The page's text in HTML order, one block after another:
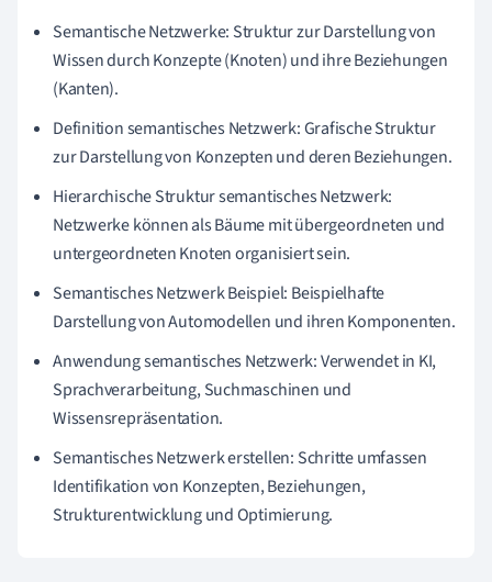
Semantische Netzwerke: Struktur zur Darstellung von
Wissen durch Konzepte (Knoten) und ihre Beziehungen
(Kanten).
Definition semantisches Netzwerk: Grafische Struktur
zur Darstellung von Konzepten und deren Beziehungen.
Hierarchische Struktur semantisches Netzwerk:
Netzwerke können als Bäume mit übergeordneten und
untergeordneten Knoten organisiert sein.
Semantisches Netzwerk Beispiel: Beispielhafte
Darstellung von Automodellen und ihren Komponenten.
Anwendung semantisches Netzwerk: Verwendet in KI,
Sprachverarbeitung, Suchmaschinen und
Wissensrepräsentation.
Semantisches Netzwerk erstellen: Schritte umfassen
Identifikation von Konzepten, Beziehungen,
Strukturentwicklung und Optimierung.